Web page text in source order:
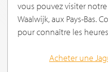
vous pouvez visiter
Waalwijk, aux Pays-Bas.
pour connaître les
Acheter une